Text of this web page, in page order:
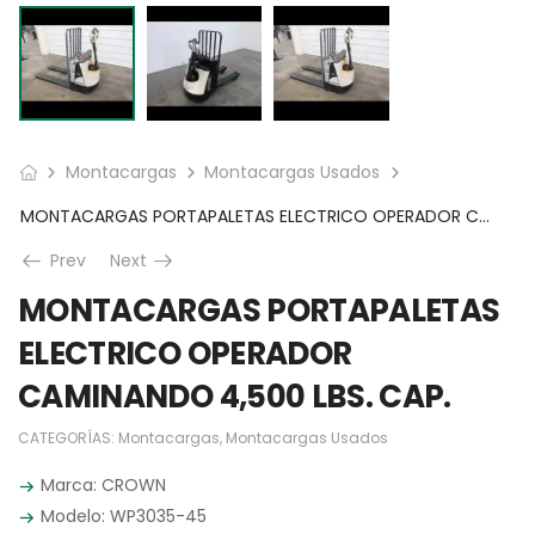
Montacargas
Montacargas Usados
MONTACARGAS PORTAPALETAS ELECTRICO OPERADOR CAMINANDO 4,500 LBS. CAP.
Prev
Next
MONTACARGAS PORTAPALETAS
ELECTRICO OPERADOR
CAMINANDO 4,500 LBS. CAP.
CATEGORÍAS: Montacargas, Montacargas Usados
Marca: CROWN
Modelo: WP3035-45